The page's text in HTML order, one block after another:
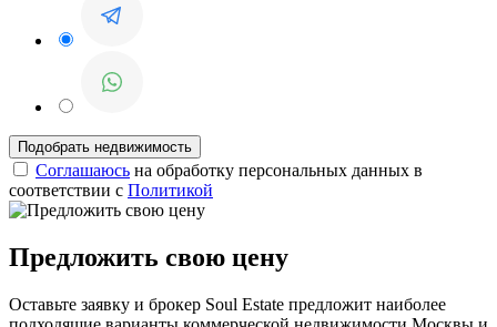
Соглашаюсь на обработку персональных данных в
соответствии с Политикой
Предложить свою цену
Оставьте заявку и брокер Soul Estate предложит наиболее